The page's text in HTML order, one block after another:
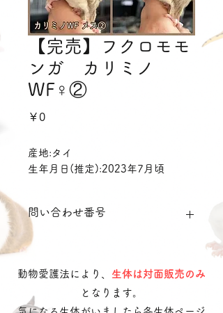
【完売】フクロモモ
ンガ カリミノ
WF♀②
￥0価
産地:タイ
生年月日(推定):2023年7月頃
問い合わせ番号
sgCarminowf012
動物愛護法により、 生体は対面販売のみ
となります。